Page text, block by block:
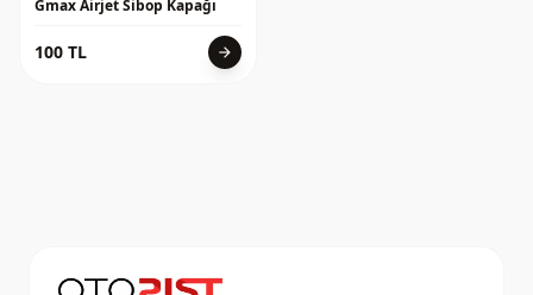
Gmax Airjet Sibop Kapağı
100 TL arrow_forward